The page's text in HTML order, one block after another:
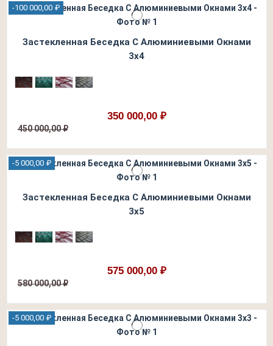
-100 000,00 ₽
Застекленная Беседка С Алюминиевыми Окнами
3х4
350 000,00 ₽
450 000,00 ₽
-5 000,00 ₽
Застекленная Беседка С Алюминиевыми Окнами
3х5
575 000,00 ₽
580 000,00 ₽
-5 000,00 ₽